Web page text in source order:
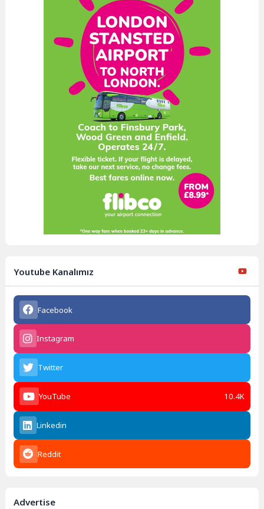
Youtube Kanalımız
Facebook
Instagram
Twitter
YouTube 10.4K
Linkedin
Reddit
Advertise